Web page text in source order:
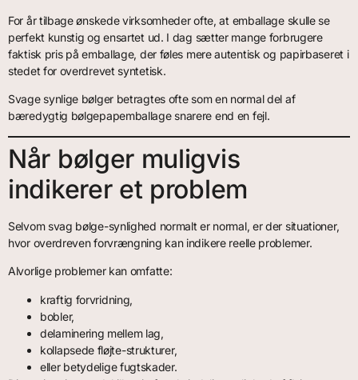
For år tilbage ønskede virksomheder ofte, at emballage skulle se
perfekt kunstig og ensartet ud. I dag sætter mange forbrugere
faktisk pris på emballage, der føles mere autentisk og papirbaseret i
stedet for overdrevet syntetisk.
Svage synlige bølger betragtes ofte som en normal del af
bæredygtig bølgepapemballage snarere end en fejl.
Når bølger muligvis
indikerer et problem
Selvom svag bølge-synlighed normalt er normal, er der situationer,
hvor overdreven forvrængning kan indikere reelle problemer.
Alvorlige problemer kan omfatte:
kraftig forvridning,
bobler,
delaminering mellem lag,
kollapsede fløjte-strukturer,
eller betydelige fugtskader.